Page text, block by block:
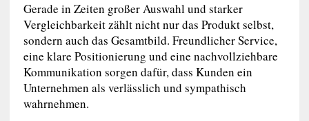
Gerade in Zeiten großer Auswahl und starker
Vergleichbarkeit zählt nicht nur das Produkt selbst,
sondern auch das Gesamtbild. Freundlicher Service,
eine klare Positionierung und eine nachvollziehbare
Kommunikation sorgen dafür, dass Kunden ein
Unternehmen als verlässlich und sympathisch
wahrnehmen.